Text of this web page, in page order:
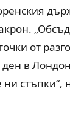
от
в
стъпки“,